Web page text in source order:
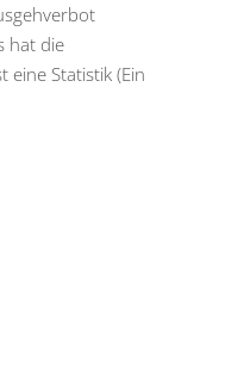
hat die
eine Statistik(Ein